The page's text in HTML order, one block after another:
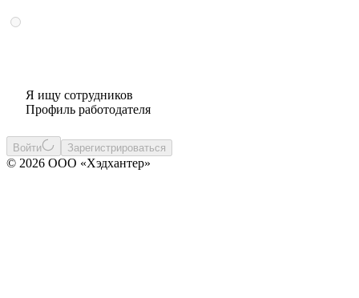
Я ищу сотрудников
Профиль работодателя
Войти Зарегистрироваться
© 2026 ООО «Хэдхантер»